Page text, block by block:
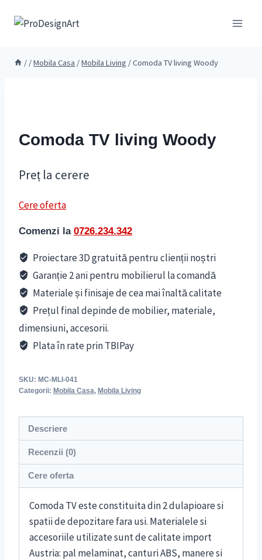
/ /Mobila Casa /Mobila Living /Comoda TV living Woody
Comoda TV living Woody
Preț la cerere
Cere oferta
Comenzi la 0726.234.342
Proiectare 3D gratuită pentru clienții noștri
Garanție 2 ani pentru mobilierul la comandă
Materiale și finisaje de cea mai înaltă calitate
Prețul final depinde de mobilier, materiale,
dimensiuni, accesorii.
Plata în rate prin TBIPay
SKU: MC-MLI-041
Categorii: Mobila Casa, Mobila Living
Descriere
Recenzii (0)
Cere oferta
Comoda TV este constituita din 2 dulapioare si
spatii de depozitare fara usi. Materialele si
accesoriile utilizate sunt de calitate import
Austria: pal melaminat, canturi ABS, manere si